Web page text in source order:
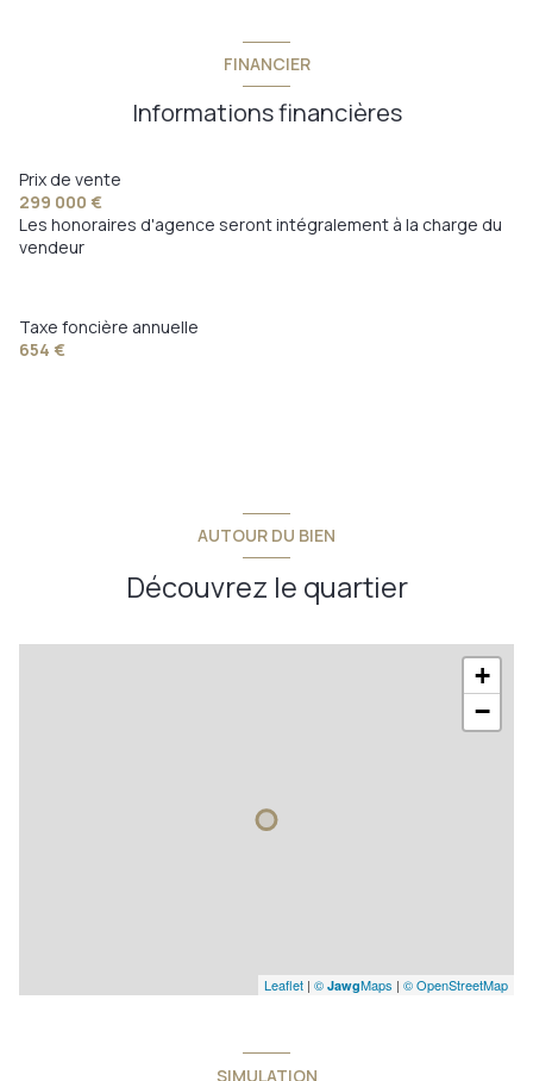
FINANCIER
Informations financières
Prix de vente
299 000 €
Les honoraires d'agence seront intégralement à la charge du
vendeur
Taxe foncière annuelle
654 €
AUTOUR DU BIEN
Découvrez le quartier
+
−
Leaflet | © JawgMaps | © OpenStreetMap
SIMULATION